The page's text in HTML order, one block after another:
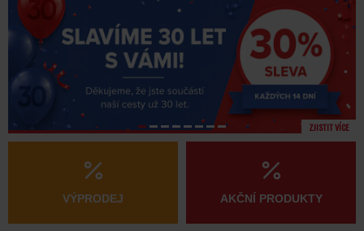
ZJISTIT VÍCE
VÝPRODEJ AKČNÍ PRODUKTY